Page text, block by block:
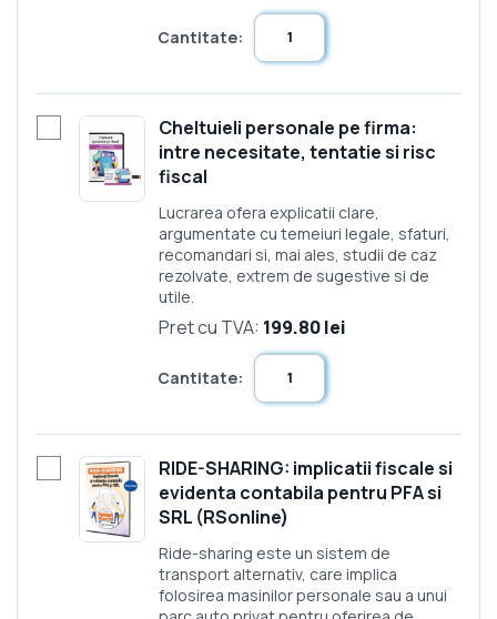
Cantitate:
Cheltuieli personale pe firma:
intre necesitate, tentatie si risc
fiscal
Lucrarea ofera explicatii clare,
argumentate cu temeiuri legale, sfaturi,
recomandari si, mai ales, studii de caz
rezolvate, extrem de sugestive si de
utile.
Pret cu TVA: 199.80 lei
Cantitate:
RIDE-SHARING: implicatii fiscale si
evidenta contabila pentru PFA si
SRL (RSonline)
Ride-sharing este un sistem de
transport alternativ, care implica
folosirea masinilor personale sau a unui